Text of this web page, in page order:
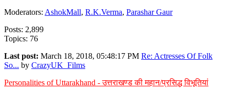
Moderators: AshokMall, R.K.Verma, Parashar Gaur
Posts: 2,899
Topics: 76
Last post: March 18, 2018, 05:48:17 PM Re: Actresses Of Folk
So... by CrazyUK_Films
Personalities of Uttarakhand - उत्तराखण्ड की महान/प्रसिद्ध विभूतियां